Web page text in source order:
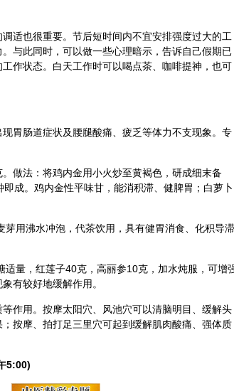
适也很重要。节后短时间内不宜安排强度过大的工
与此同时，可以做一些心理暗示，告诉自己假期已
作状态。白天工作时可以喝点茶、咖啡提神，也可
胃肠道症状及腰腿酸痛、疲乏等体力不支现象。专
做法：将鸡内金用小火炒至黄褐色，研成细末备
成。鸡内金性平味甘，能消积滞、健脾胃；白萝卜
用沸水冲泡，代茶饮用，具有健胃消食、化积导滞
量，红莲子40克，高丽参10克，加水炖服，可增
有较好地缓解作用。
作用。按摩太阳穴、 风池穴可以清脑明目、缓解头
按摩、拍打足三里穴可起到缓解肌肉酸痛、强体质
5:00)